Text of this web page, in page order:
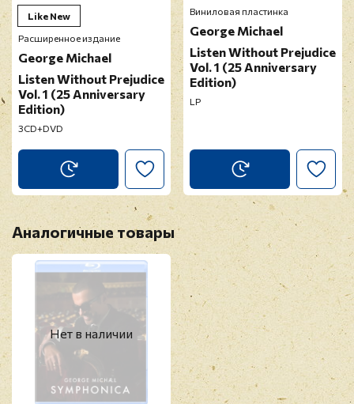
Прикрепить фото
Оставить отзыв
Перед публикацией отзывы проходят
модерацию
Like New
Расширенное издание
George Michael
Listen Without Prejudice
Vol. 1 (25 Anniversary
Edition)
3CD+DVD
Виниловая пластинка
George Michael
Listen Without Prejudice
Vol. 1 (25 Anniversary
Edition)
LP
Аналогичные товары
Нет в наличии